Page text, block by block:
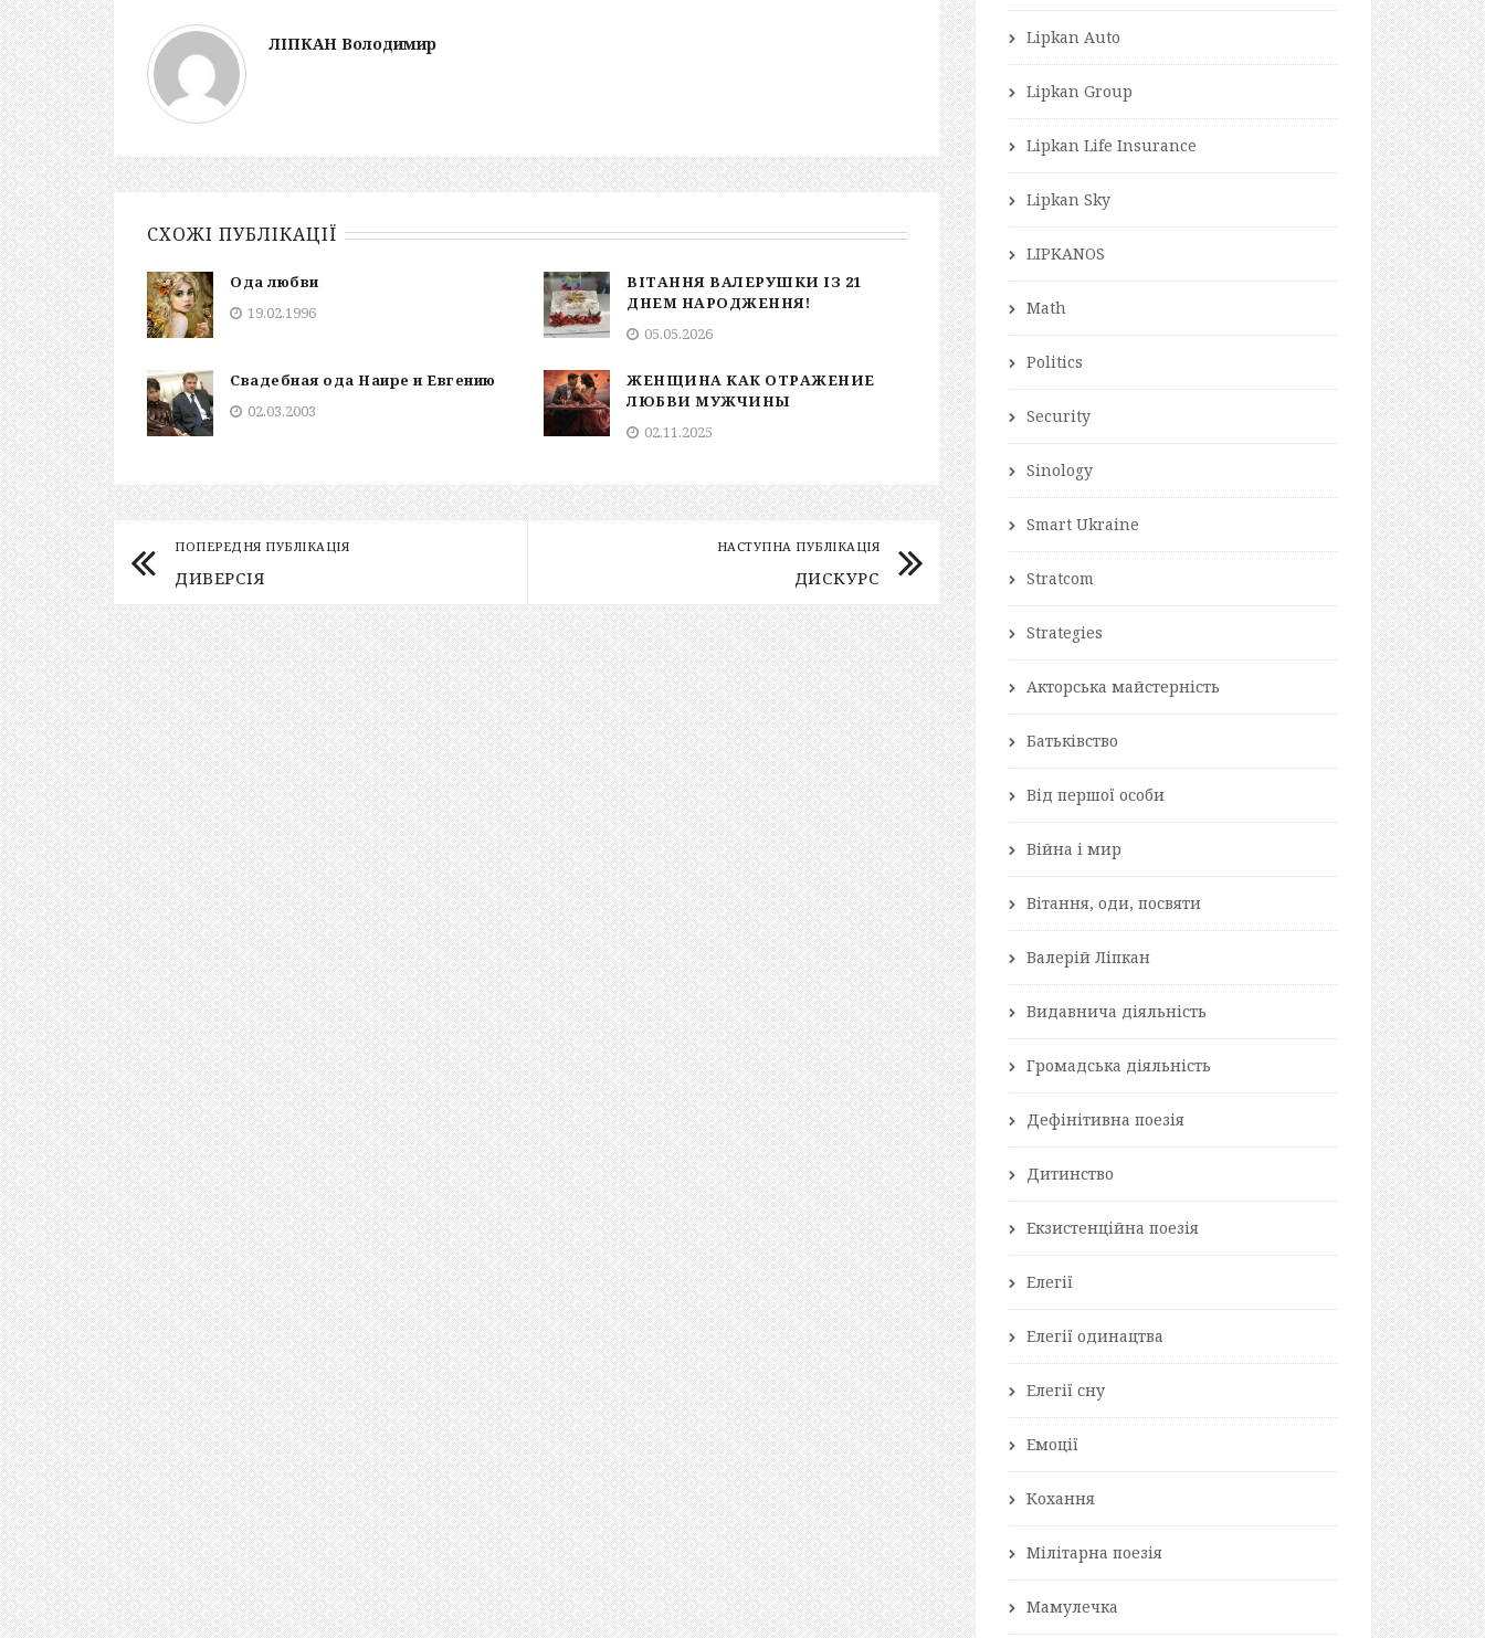
ЛІПКАН Володимир
СХОЖІ ПУБЛІКАЦІЇ
Ода любви
19.02.1996
ВІТАННЯ ВАЛЕРУШКИ ІЗ 21
ДНЕМ НАРОДЖЕННЯ!
05.05.2026
Свадебная ода Наире и Евгению
02.03.2003
ЖЕНЩИНА КАК ОТРАЖЕНИЕ
ЛЮБВИ МУЖЧИНЫ
02.11.2025
ПОПЕРЕДНЯ ПУБЛІКАЦІЯ
ДИВЕРСІЯ
НАСТУПНА ПУБЛІКАЦІЯ
ДИСКУРС
Lipkan Auto
Lipkan Group
Lipkan Life Insurance
Lipkan Sky
LIPKANOS
Math
Politics
Security
Sinology
Smart Ukraine
Stratcom
Strategies
Акторська майстерність
Батьківство
Від першої особи
Війна і мир
Вітання, оди, посвяти
Валерій Ліпкан
Видавнича діяльність
Громадська діяльність
Дефінітивна поезія
Дитинство
Екзистенційна поезія
Елегії
Елегії одинацтва
Елегії сну
Емоції
Кохання
Мілітарна поезія
Мамулечка